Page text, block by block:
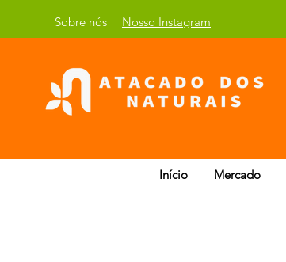
Sobre nós Nosso Instagram
Início Mercado